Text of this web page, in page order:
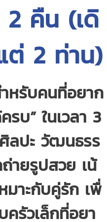
คืน (เดิ
ต่ 2 ท่าน)
หรับคนที่อยาก
รบ” ในเวลา 3
ลปะ วัฒนธรร
ายรูปสวย เน้
มาะกับคู่รัก เพื่
รัวเล็กที่อยา